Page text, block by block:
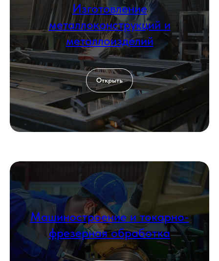
Изготовление
металлоконструкций и
металлоизделий
Открыть
Машиностроение и токарно-
фрезерная обработка